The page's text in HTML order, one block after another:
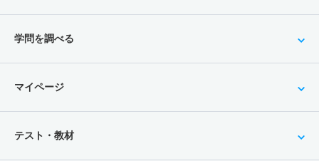
学問を調べる
マイページ
テスト・教材